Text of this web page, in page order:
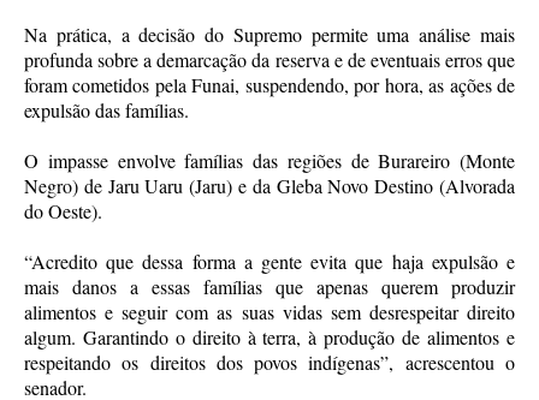
Na prática, a decisão do Supremo permite uma análise mais
profunda sobre a demarcação da reserva e de eventuais erros que
foram cometidos pela Funai, suspendendo, por hora, as ações de
expulsão das famílias.
O impasse envolve famílias das regiões de Burareiro (Monte
Negro) de Jaru Uaru (Jaru) e da Gleba Novo Destino (Alvorada
do Oeste).
“Acredito que dessa forma a gente evita que haja expulsão e
mais danos a essas famílias que apenas querem produzir
alimentos e seguir com as suas vidas sem desrespeitar direito
algum. Garantindo o direito à terra, à produção de alimentos e
respeitando os direitos dos povos indígenas”, acrescentou o
senador.